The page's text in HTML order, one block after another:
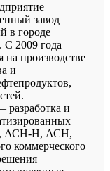
завод
в городе
С 2009 года
на производстве
и
разработка и
АСН-Н, АСН,
коммерческого